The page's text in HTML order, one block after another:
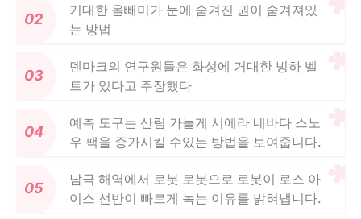
거대한 올빼미가 눈에 숨겨진 권이 숨겨져있
는 방법
덴마크의 연구원들은 화성에 거대한 빙하 벨
트가 있다고 주장했다
예측 도구는 산림 가늘게 시에라 네바다 스노
우 팩을 증가시킬 수있는 방법을 보여줍니다.
남극 해역에서 로봇 로봇으로 로봇이 로스 아
이스 선반이 빠르게 녹는 이유를 밝혀냅니다.